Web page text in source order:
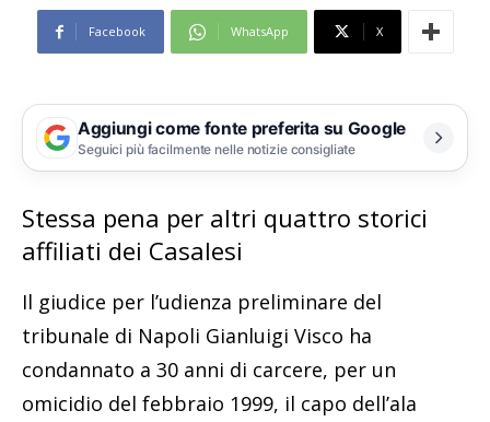
Facebook WhatsApp X
Aggiungi come fonte preferita su Google
Seguici più facilmente nelle notizie consigliate
Stessa pena per altri quattro storici
affiliati dei Casalesi
Il giudice per l’udienza preliminare del
tribunale di Napoli Gianluigi Visco ha
condannato a 30 anni di carcere, per un
omicidio del febbraio 1999, il capo dell’ala